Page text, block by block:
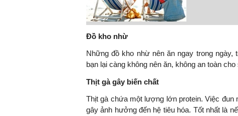
Đồ kho nhừ
Những đồ kho nhừ nên ăn ngay trong
bạn lại càng không nên ăn, không an toàn
Thịt gà gây biến chất
Thịt gà chứa một lượng lớn protein. Việc đun
gây ảnh hưởng đến hệ tiêu hóa. Tốt nhất là